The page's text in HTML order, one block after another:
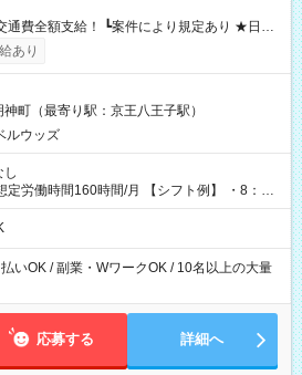
） ┗働いたその日に現金GET♪ お仕事後はコ
分を引き落とせます！ 【試用期間】試
あり
町（最寄り駅：京王八王子駅）
ルウッズ
し
160時間/月 【シフト例】 ・8：00
いOK / 副業・WワークOK / 10名以上の大量
応募する 詳細へ